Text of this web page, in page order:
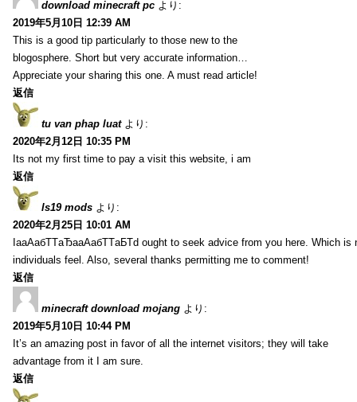
download minecraft pc より:
2019年5月10日 12:39 AM
This is a good tip particularly to those new to the
blogosphere. Short but very accurate information…
Appreciate your sharing this one. A must read article!
返信
tu van phap luat より:
2020年2月12日 10:35 PM
Its not my first time to pay a visit this website, i am
返信
ls19 mods より:
2020年2月25日 10:01 AM
IaаАабТТаЂааАабТТаБТd ought to seek advice from you here.
individuals feel. Also, several thanks permitting me to comment!
返信
minecraft download mojang より:
2019年5月10日 10:44 PM
It’s an amazing post in favor of all the internet visitors; they will take
advantage from it I am sure.
返信